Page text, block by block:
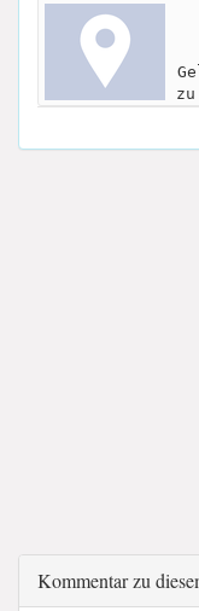
Kommentar zu